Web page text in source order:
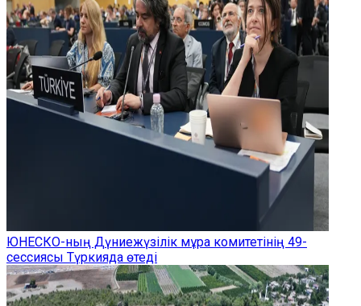
ЮНЕСКО-ның Дүниежүзілік мұра комитетінің 49-
сессиясы Түркияда өтеді